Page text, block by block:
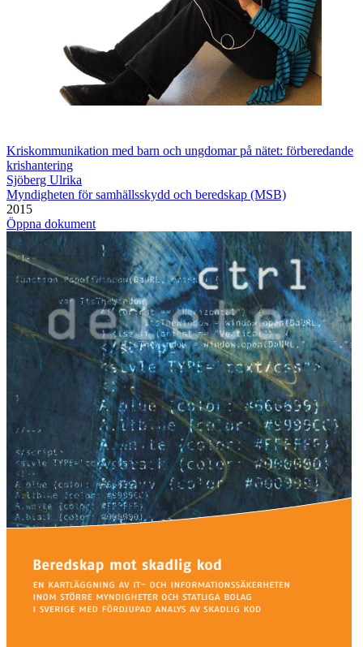
Kriskommunikation med barn och ungdomar på nätet: förberedande
krishantering
Sjöberg Ulrika
Myndigheten för samhällsskydd och beredskap (MSB)
2015
Öppna dokument